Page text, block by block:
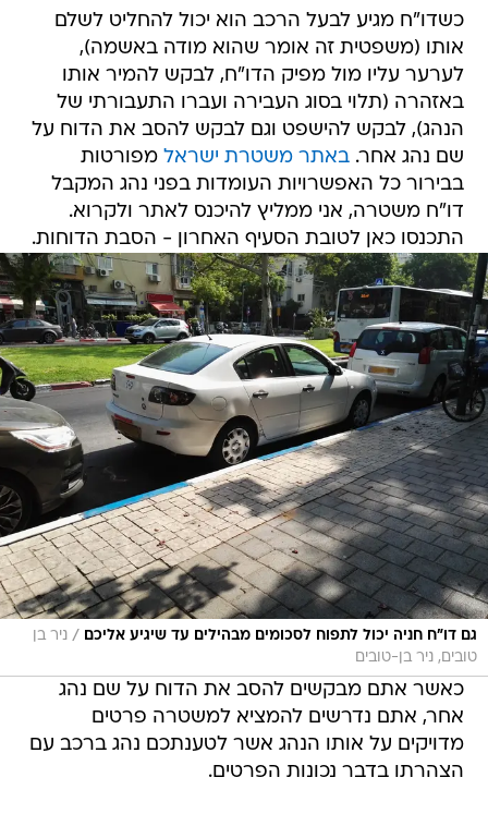
כשדו"ח מגיע לבעל הרכב הוא יכול להחליט לשלם
אותו (משפטית זה אומר שהוא מודה באשמה),
לערער עליו מול מפיק הדו"ח, לבקש להמיר אותו
באזהרה (תלוי בסוג העבירה ועברו התעבורתי של
הנהג), לבקש להישפט וגם לבקש להסב את הדוח על
שם נהג אחר.באתר משטרת ישראל מפורטות
בבירור כל האפשרויות העומדות בפני נהג המקבל
דו"ח משטרה, אני ממליץ להיכנס לאתר ולקרוא.
התכנסו כאן לטובת הסעיף האחרון - הסבת הדוחות.
גם דו"ח חניה יכול לתפוח לסכומים מבהילים עד שיגיע אליכם / ניר בן
טובים, ניר בן-טובים
כאשר אתם מבקשים להסב את הדוח על שם נהג
אחר, אתם נדרשים להמציא למשטרה פרטים
מדויקים על אותו הנהג אשר לטענתכם נהג ברכב עם
הצהרתו בדבר נכונות הפרטים.